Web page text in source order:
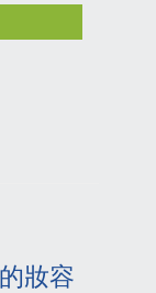
妝容